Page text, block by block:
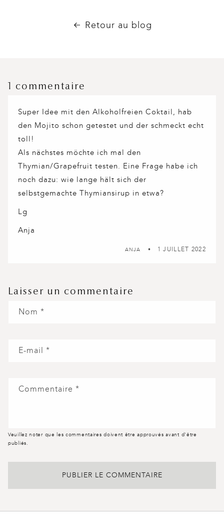
Retour au blog
1 commentaire
Super Idee mit den Alkoholfreien Coktail, hab
den Mojito schon getestet und der schmeckt echt
toll!
Als nächstes möchte ich mal den
Thymian/Grapefruit testen. Eine Frage habe ich
noch dazu: wie lange hält sich der
selbstgemachte Thymiansirup in etwa?
Lg
Anja
ANJA 1 JUILLET 2022
Laisser un commentaire
Nom *
E-mail *
Commentaire *
Veuillez noter que les commentaires doivent être approuvés avant d'être
publiés.